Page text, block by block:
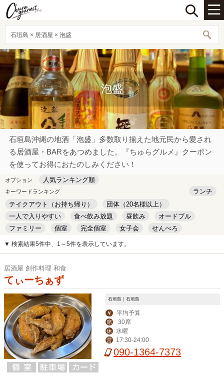
石垣島 × 居酒屋 × 泡盛
泡盛
石垣島沖縄の地酒「泡盛」多数取り揃えた地元民から愛され
る居酒屋・BARをあつめました。『ちゅらグルメ』クーポン
を使ってお得におたのしみください！
オプション 人気ランキング順
キーワードランキング
ランチ
テイクアウト（お持ち帰り）
団体（20名様以上）
一人で入りやすい
食べ飲み放題 昼飲み
オードブル
ファミリー
個室 完全個室 女子会
せんべろ
キッズルーム
安い デート
▼ 検索結果5件中、1～5件を表示しています。
居酒屋 創作料理 和食
てぃーちぁず
石垣島｜石垣島
￥ 平均予算
席 30席
休 水曜
営 17:30-24:00
090-1364-7373